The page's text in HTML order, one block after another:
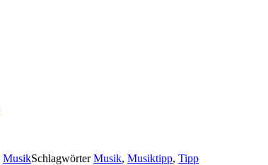
MusikSchlagwörterMusik, Musiktipp, Tipp